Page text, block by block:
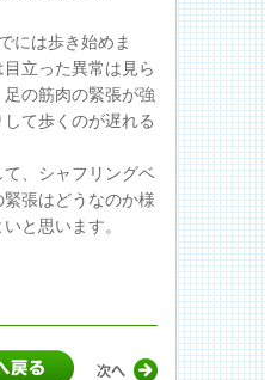
には歩き始めま
立った異常は見ら
の筋肉の緊張が強
て歩くのが遅れる
、シャフリングベ
張はどうなのか様
と思います。